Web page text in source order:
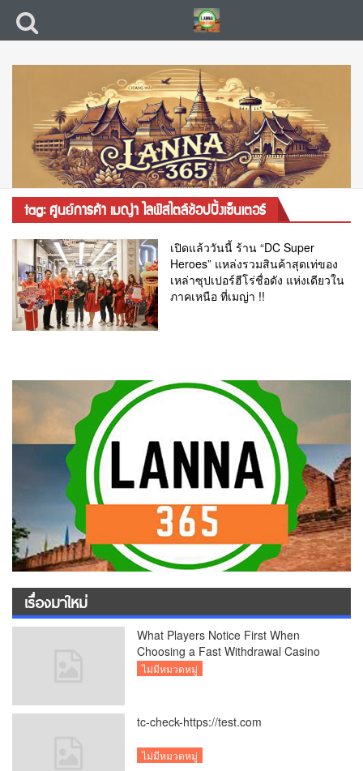
tag: ศูนย์การค้า เมญ่า ไลฟ์สไตล์ช้อปปิ้งเซ็นเตอร์
เปิดแล้ววันนี้ ร้าน “DC Super
Heroes” แหล่งรวมสินค้าสุดเท่ของ
เหล่าซุปเปอร์ฮีโร่ชื่อดัง แห่งเดียวใน
ภาคเหนือ ที่เมญ่า !!
เรื่องมาใหม่
What Players Notice First When
Choosing a Fast Withdrawal Casino
UK
ไม่มีหมวดหมู่
tc-check-https://test.com
ไม่มีหมวดหมู่